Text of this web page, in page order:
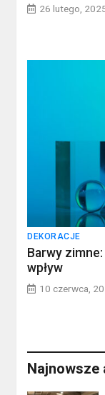
26 lutego,
DEKORACJE
Barwy
wpływ
10 czerwca,
Najnowsze